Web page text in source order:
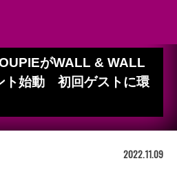
がWALL & WALL
ト始動 初回ゲストに環
2022.11.09